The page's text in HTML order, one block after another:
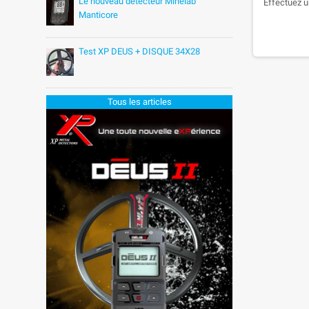
Manticore
Test XP DEUS + DISQUE 34X28
Tous les articles
Effectuez